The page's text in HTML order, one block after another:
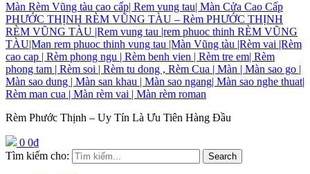
Màn Rèm Vũng tàu cao cấp| Rem vung tau| Màn Cửa Cao Cấp
PHƯỚC THỊNH RÈM VŨNG TÀU – Rèm PHƯỚC THỊNH
RÈM VŨNG TÀU |Rem vung tau |rem phuoc thinh RÈM VŨNG
TÀU|Man rem phuoc thinh vung tau |Màn Vũng tàu |Rèm vai |Rèm
cao cap | Rèm phong ngu | Rèm benh vien | Rèm tre em| Rèm
phong tam | Rèm soi | Rèm tu dong , Rèm Cua | Màn | Màn sao go |
Màn sao dung | Màn san khau | Màn sao ngang| Màn sao nghe thuat|
Rèm man cua | Màn rèm vai | Màn rèm roman
Rèm Phước Thịnh – Uy Tín Là Ưu Tiên Hàng Đầu
0 0₫
Tìm kiếm cho:
Search